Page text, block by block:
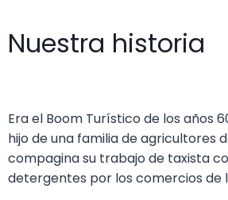
Nuestra historia
Era el Boom Turístico de los años
hijo de una familia de agricultores
compagina su trabajo de taxista
detergentes por los comercios de